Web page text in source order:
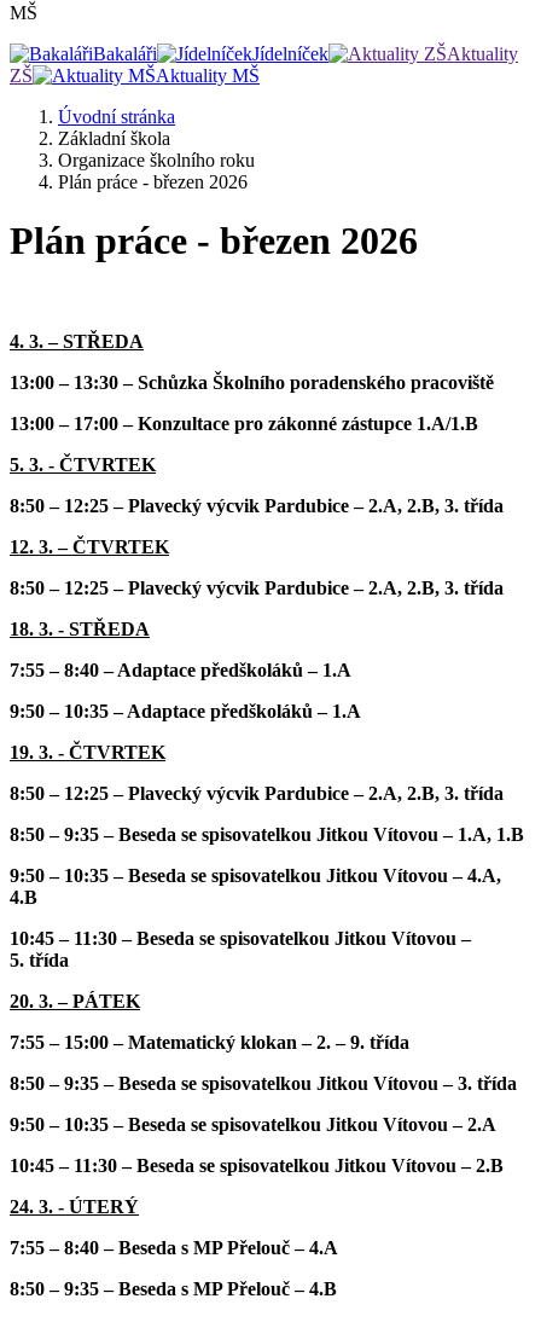
MŠ
Bakaláři
Jídelníček
Aktuality
ZŠ
Aktuality MŠ
Úvodní stránka
Základní škola
Organizace školního roku
Plán práce - březen 2026
Plán práce - březen 2026
4. 3. – STŘEDA
13:00 – 13:30 – Schůzka Školního poradenského pracoviště
13:00 – 17:00 – Konzultace pro zákonné zástupce 1.A/1.B
5. 3. - ČTVRTEK
8:50 – 12:25 – Plavecký výcvik Pardubice – 2.A, 2.B, 3. třída
12. 3. – ČTVRTEK
8:50 – 12:25 – Plavecký výcvik Pardubice – 2.A, 2.B, 3. třída
18. 3. - STŘEDA
7:55 – 8:40 – Adaptace předškoláků – 1.A
9:50 – 10:35 – Adaptace předškoláků – 1.A
19. 3. - ČTVRTEK
8:50 – 12:25 – Plavecký výcvik Pardubice – 2.A, 2.B, 3. třída
8:50 – 9:35 – Beseda se spisovatelkou Jitkou Vítovou – 1.A, 1.B
9:50 – 10:35 – Beseda se spisovatelkou Jitkou Vítovou – 4.A,
4.B
10:45 – 11:30 – Beseda se spisovatelkou Jitkou Vítovou –
5. třída
20. 3. – PÁTEK
7:55 – 15:00 – Matematický klokan – 2. – 9. třída
8:50 – 9:35 – Beseda se spisovatelkou Jitkou Vítovou – 3. třída
9:50 – 10:35 – Beseda se spisovatelkou Jitkou Vítovou – 2.A
10:45 – 11:30 – Beseda se spisovatelkou Jitkou Vítovou – 2.B
24. 3. - ÚTERÝ
7:55 – 8:40 – Beseda s MP Přelouč – 4.A
8:50 – 9:35 – Beseda s MP Přelouč – 4.B